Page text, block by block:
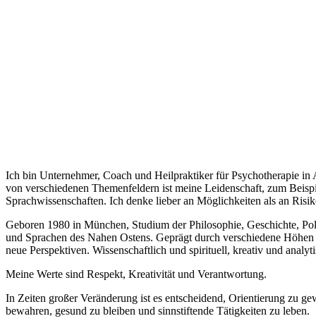
Ich bin Unternehmer, Coach und Heilpraktiker für Psychotherapie
von verschiedenen Themenfeldern ist meine Leidenschaft, zum
Sprachwissenschaften. Ich denke lieber an Möglichkeiten als an
Geboren 1980 in München, Studium der Philosophie, Geschichte,
und Sprachen des Nahen Ostens. Geprägt durch verschiedene
neue Perspektiven. Wissenschaftlich und spirituell, kreativ und
Meine Werte sind Respekt, Kreativität und Verantwortung.
In Zeiten großer Veränderung ist es entscheidend, Orientierung zu
bewahren, gesund zu bleiben und sinnstiftende Tätigkeiten zu leben.